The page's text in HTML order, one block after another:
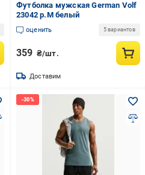
Футболка мужская German Volf
23042 р.M белый
оценить 5 вариантов
359 ₴/шт.
Доставим